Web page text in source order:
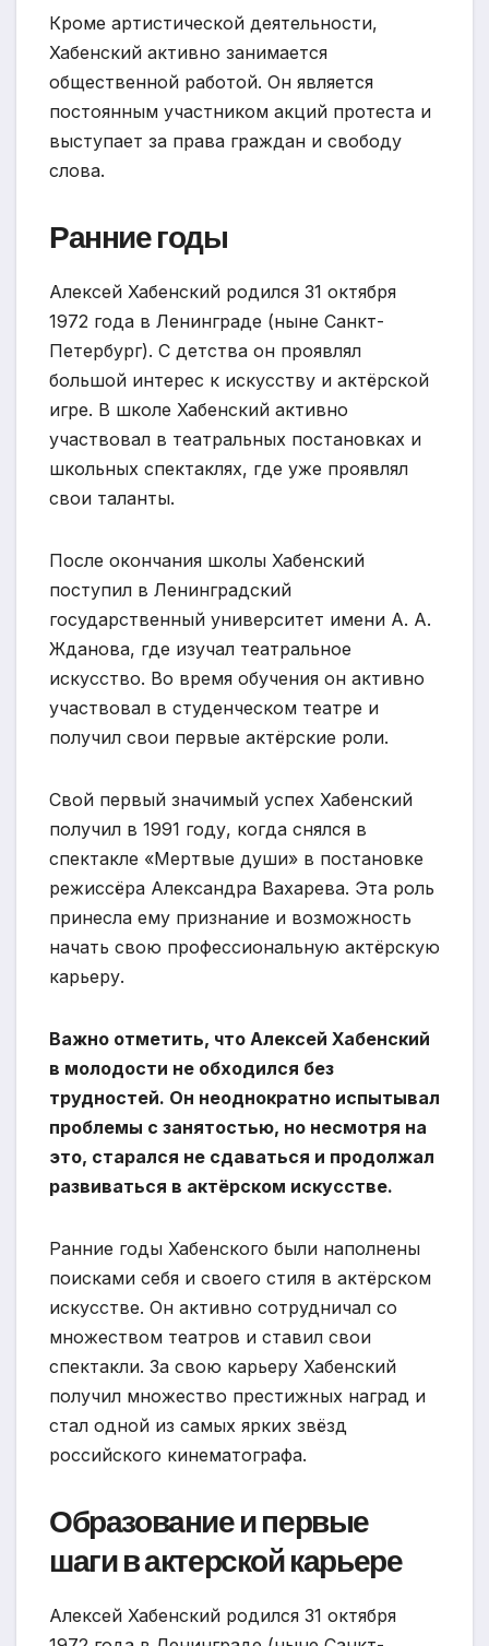
Кроме артистической деятельности,
Хабенский активно занимается
общественной работой. Он является
постоянным участником акций протеста и
выступает за права граждан и свободу
слова.
Ранние годы
Алексей Хабенский родился 31 октября
1972 года в Ленинграде (ныне Санкт-
Петербург). С детства он проявлял
большой интерес к искусству и актёрской
игре. В школе Хабенский активно
участвовал в театральных постановках и
школьных спектаклях, где уже проявлял
свои таланты.
После окончания школы Хабенский
поступил в Ленинградский
государственный университет имени А. А.
Жданова, где изучал театральное
искусство. Во время обучения он активно
участвовал в студенческом театре и
получил свои первые актёрские роли.
Свой первый значимый успех Хабенский
получил в 1991 году, когда снялся в
спектакле «Мертвые души» в постановке
режиссёра Александра Вахарева. Эта роль
принесла ему признание и возможность
начать свою профессиональную актёрскую
карьеру.
Важно отметить, что Алексей Хабенский
в молодости не обходился без
трудностей. Он неоднократно испытывал
проблемы с занятостью, но несмотря на
это, старался не сдаваться и продолжал
развиваться в актёрском искусстве.
Ранние годы Хабенского были наполнены
поисками себя и своего стиля в актёрском
искусстве. Он активно сотрудничал со
множеством театров и ставил свои
спектакли. За свою карьеру Хабенский
получил множество престижных наград и
стал одной из самых ярких звёзд
российского кинематографа.
Образование и первые
шаги в актерской карьере
Алексей Хабенский родился 31 октября